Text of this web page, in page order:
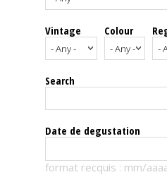
Spirits
Tasting
reviews
The
Vintage Colour
Search
Date de degustation
format recquis : mm/